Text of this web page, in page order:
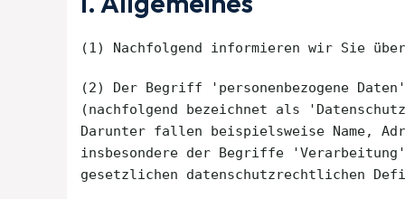
(1) Nachfolgend informieren wir Sie
(2) Der Begriff 'personenbezogene
(nachfolgend bezeichnet als
Darunter fallen beispielsweise Name,
insbesondere der Begriffe
gesetzlichen datenschutzrechtlichen